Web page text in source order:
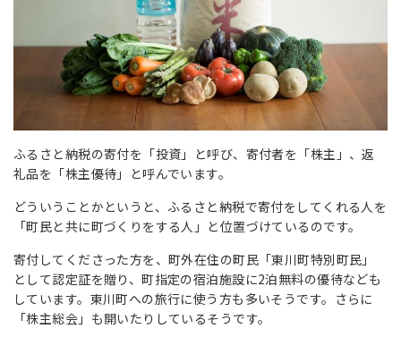
ふるさと納税の寄付を「投資」と呼び、寄付者を「株主」、返
礼品を「株主優待」と呼んでいます。
どういうことかというと、ふるさと納税で寄付をしてくれる人を
「町民と共に町づくりをする人」と位置づけているのです。
寄付してくださった方を、町外在住の町民「東川町特別町民」
として認定証を贈り、町指定の宿泊施設に2泊無料の優待なども
しています。東川町への旅行に使う方も多いそうです。さらに
「株主総会」も開いたりしているそうです。